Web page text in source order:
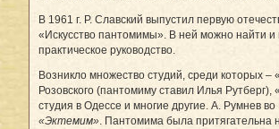
В 1961 г. Р. Славский выпустил первую
«Искусство пантомимы». В ней можно найти
практическое руководство.
Возникло множество студий, среди которых
Розовского (пантомиму ставил Илья
студия в Одессе и многие другие. А. Румнев
«Эктемим». Пантомима была притягательна